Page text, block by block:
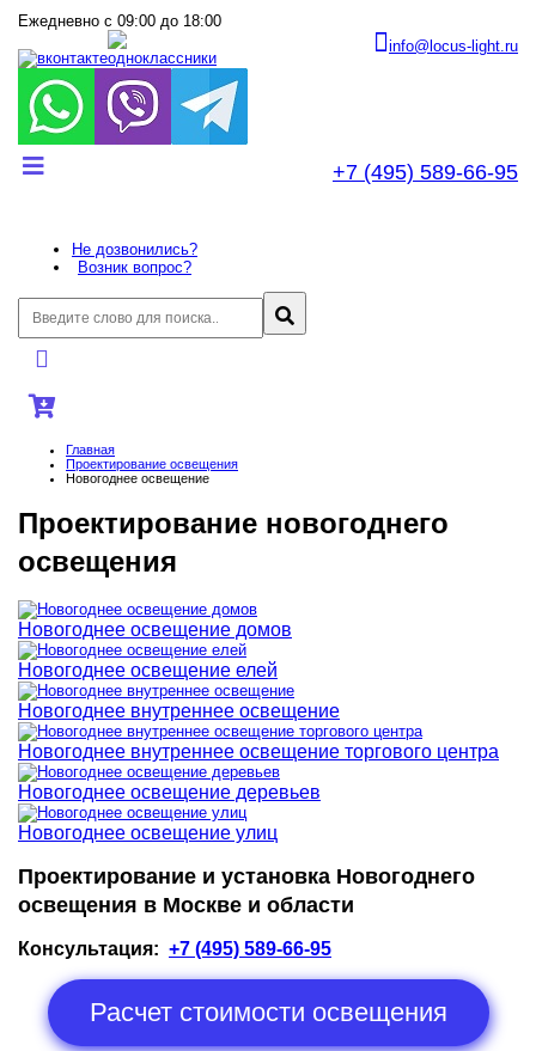
Ежедневно с 09:00 до 18:00
info@locus-light.ru
+7 (495) 589-66-95
Не дозвонились?
Возник вопрос?
Главная
Проектирование освещения
Новогоднее освещение
Проектирование новогоднего
освещения
Новогоднее освещение домов
Новогоднее освещение елей
Новогоднее внутреннее освещение
Новогоднее внутреннее освещение торгового центра
Новогоднее освещение деревьев
Новогоднее освещение улиц
Проектирование и установка Новогоднего
освещения в Москве и области
Консультация: +7 (495) 589-66-95
Расчет стоимости освещения